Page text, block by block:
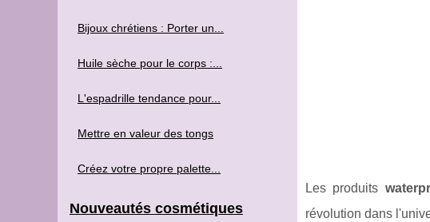
Les produits
révolution dans
Bijoux chrétiens : Porter un...
Huile sèche pour le corps :...
L'espadrille tendance pour...
Mettre en valeur des tongs
Créez votre propre palette...
Nouveautés cosmétiques